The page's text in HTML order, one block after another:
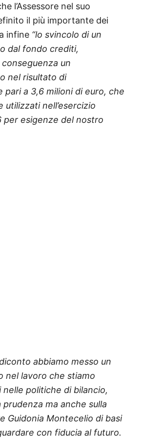
l’Assessore nel suo
il più importante dei
infine “lo svincolo di un
dal fondo crediti,
un
nel risultato di
pari a 3,6 milioni di euro, che
utilizzati nell’esercizio
per esigenze del nostro
abbiamo messo un
nel lavoro che stiamo
politiche di bilancio,
ma anche sulla
Guidonia Montecelio di basi
con fiducia al futuro.